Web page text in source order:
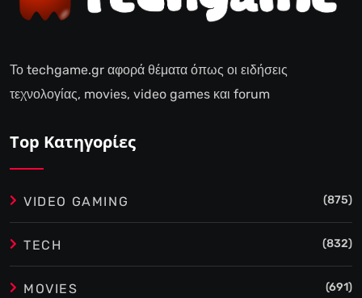
Το techgame.gr αφορά θέματα όπως οι ειδήσεις
τεχνολογίας, movies, video games και forum
Top Κατηγορίες
VIDEO GAMING (875)
TECH (832)
MOVIES (691)